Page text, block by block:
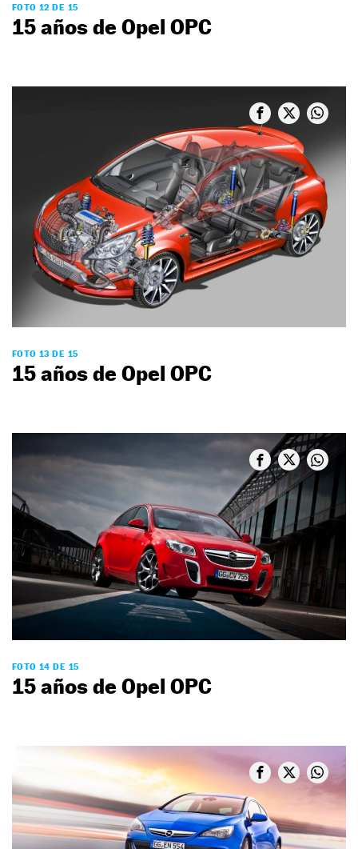
FOTO 12 DE 15
15 años de Opel OPC
FOTO 13 DE 15
15 años de Opel OPC
FOTO 14 DE 15
15 años de Opel OPC